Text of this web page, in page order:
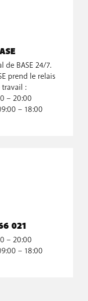
de BASE 24/7.
prend le relais
travail :
– 20:00
– 18:00
021
– 20:00
– 18:00